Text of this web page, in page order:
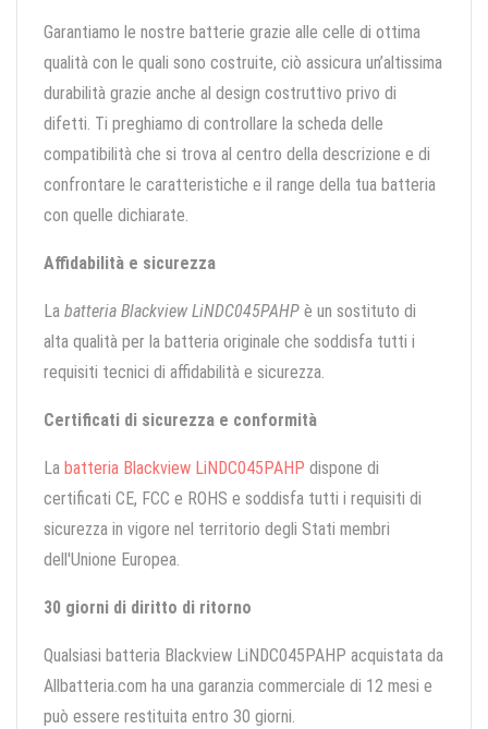
Garantiamo le nostre batterie grazie alle celle di ottima
qualità con le quali sono costruite, ciò assicura un’altissima
durabilità grazie anche al design costruttivo privo di
difetti. Ti preghiamo di controllare la scheda delle
compatibilità che si trova al centro della descrizione e di
confrontare le caratteristiche e il range della tua batteria
con quelle dichiarate.
Affidabilità e sicurezza
La batteria Blackview LiNDC045PAHP è un sostituto di
alta qualità per la batteria originale che soddisfa tutti i
requisiti tecnici di affidabilità e sicurezza.
Certificati di sicurezza e conformità
La batteria Blackview LiNDC045PAHP dispone di
certificati CE, FCC e ROHS e soddisfa tutti i requisiti di
sicurezza in vigore nel territorio degli Stati membri
dell'Unione Europea.
30 giorni di diritto di ritorno
Qualsiasi batteria Blackview LiNDC045PAHP acquistata da
Allbatteria.com ha una garanzia commerciale di 12 mesi e
può essere restituita entro 30 giorni.